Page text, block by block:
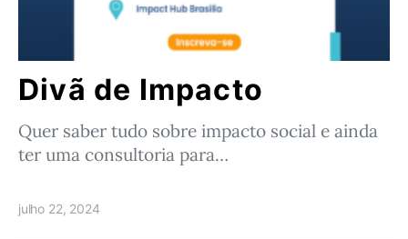
Divã de Impacto
Quer saber tudo sobre impacto social e ainda
ter uma consultoria para…
julho 22, 2024